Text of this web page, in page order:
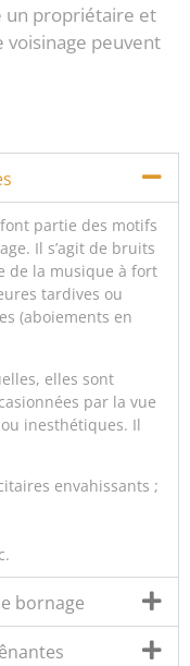
un propriétaire et
voisinage peuvent
partie des motifs
Il s’agit de bruits
de la musique à fort
tardives ou
(aboiements en
elles sont
par la vue
inesthétiques. Il
envahissants ;
bornage